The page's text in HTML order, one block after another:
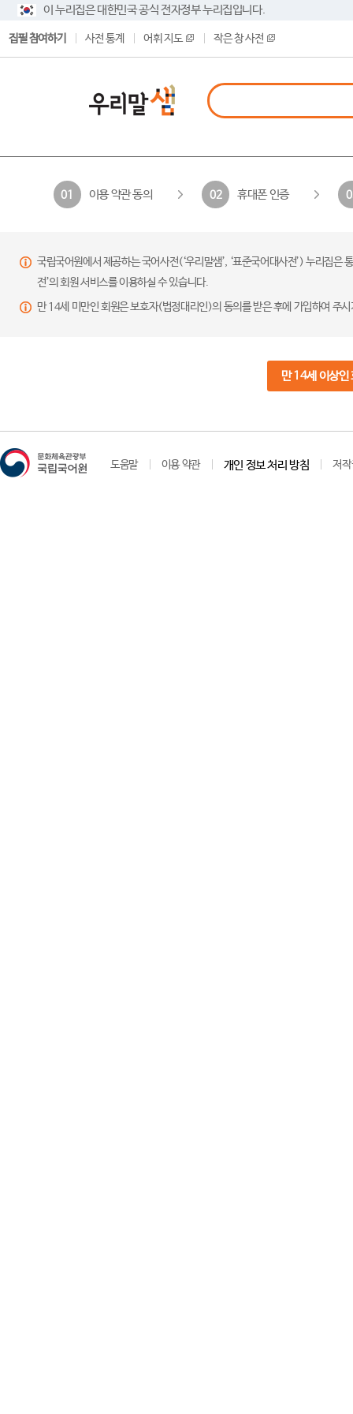
이 누리집은 대한민국 공식 전자정부 누리집입니다.
집필 참여하기 사전 통계 어휘 지도 작은 창 사전
01 이용 약관 동의 02 휴대폰 인증
국립국어원에서 제공하는 국어사전(‘우리말샘’, ‘표준국어대사전’) 누리집
전’의 회원 서비스를 이용하실 수 있습니다.
만 14세 미만인 회원은 보호자(법정대리인)의 동의를 받은 후에 가입하여 주
만 14세 이상인
도움말 이용 약관 개인 정보 처리 방침 저